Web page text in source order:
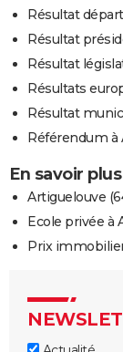
Résultat
Résultat
Résultat
Résultats
Résultat
Référendum à
En savoir
Artiguelouve
Ecole privée à
Prix